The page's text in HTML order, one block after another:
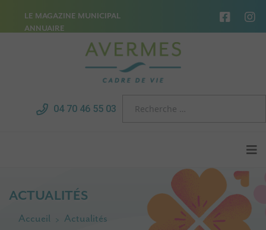
LE MAGAZINE MUNICIPAL
ANNUAIRE
04 70 46 55 03
ACTUALITÉS
Accueil
Actualités